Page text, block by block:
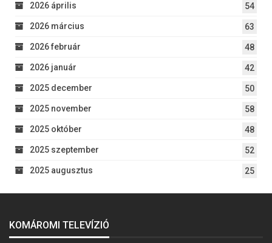
2026 április 54
2026 március 63
2026 február 48
2026 január 42
2025 december 50
2025 november 58
2025 október 48
2025 szeptember 52
2025 augusztus 25
KOMÁROMI TELEVÍZIÓ